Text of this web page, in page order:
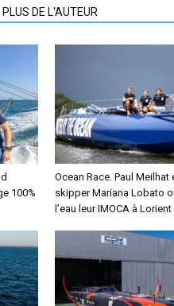
PLUS DE L'AUTEUR
100%
Ocean Race. Paul Meilhat
skipper Mariana Lobato
l’eau leur IMOCA à Lorient